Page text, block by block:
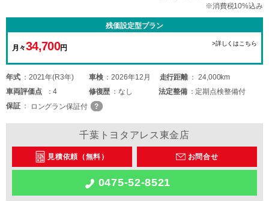
※消費税10%込み
残価設定型プラン
月々34,700円
>詳しくはこちら
年式 2021年(R3年) 車検 2026年12月 走行距離
24,000km
車両評価点 4 修復歴 なし 法定整備
定期点検整備付
保証
ロングラン保証付
千葉トヨタアレス東金店
見積依頼（無料） お問合せ
0475-52-8521